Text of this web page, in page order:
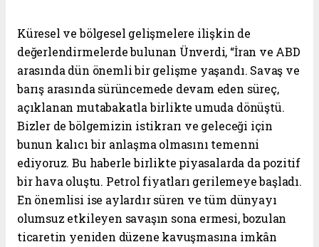
Küresel ve bölgesel gelişmelere ilişkin de
değerlendirmelerde bulunan Ünverdi, “İran ve ABD
arasında dün önemli bir gelişme yaşandı. Savaş ve
barış arasında sürüncemede devam eden süreç,
açıklanan mutabakatla birlikte umuda dönüştü.
Bizler de bölgemizin istikrarı ve geleceği için
bunun kalıcı bir anlaşma olmasını temenni
ediyoruz. Bu haberle birlikte piyasalarda da pozitif
bir hava oluştu. Petrol fiyatları gerilemeye başladı.
En önemlisi ise aylardır süren ve tüm dünyayı
olumsuz etkileyen savaşın sona ermesi, bozulan
ticaretin yeniden düzene kavuşmasına imkân